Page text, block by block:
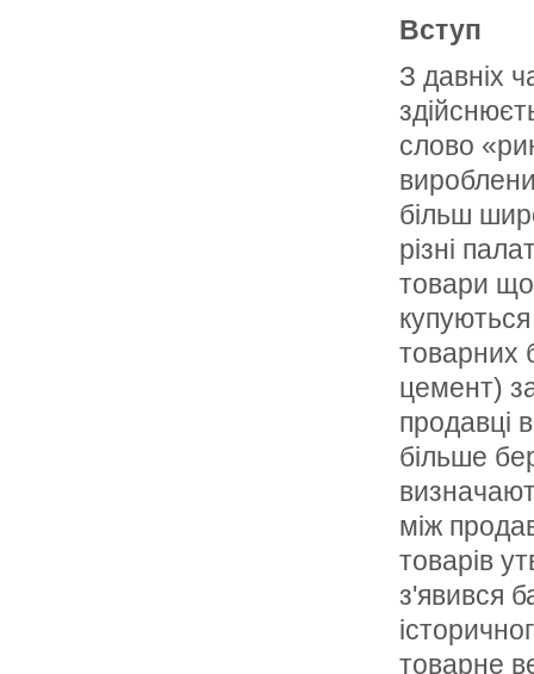
Вступ
З давніх
слово
більш
різні
товари
купуються
товарних
цемент)
продавці
більше
між
товарів
з'явився
товарне